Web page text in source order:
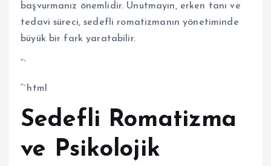
başvurmanız önemlidir. Unutmayın, erken tanı ve
tedavi süreci, sedefli romatizmanın yönetiminde
büyük bir fark yaratabilir.
“`
“`html
Sedefli Romatizma
ve Psikolojik